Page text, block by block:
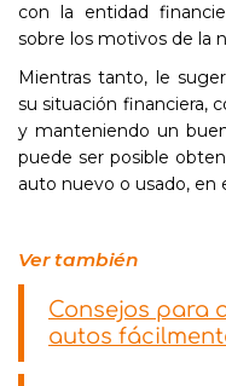
con la entidad
sobre los motivos de la
Mientras tanto, le
su situación financiera,
y manteniendo un
puede ser posible
auto nuevo o usado, en
Ver también
Consejos para
autos